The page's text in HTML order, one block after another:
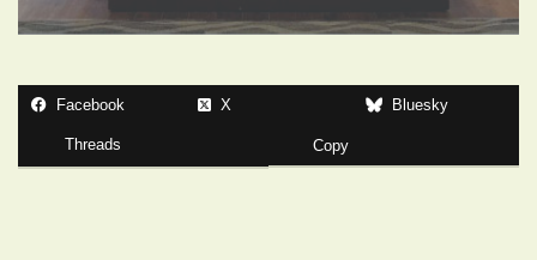
Facebook X Bluesky
Threads Copy